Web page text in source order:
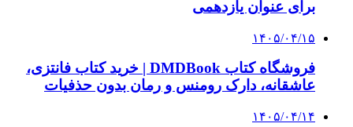
برای عنوان یازدهمی
۱۴۰۵/۰۴/۱۵
فروشگاه کتاب DMDBook | خرید کتاب فانتزی،
عاشقانه، دارک رومنس و رمان بدون حذفیات
۱۴۰۵/۰۴/۱۴